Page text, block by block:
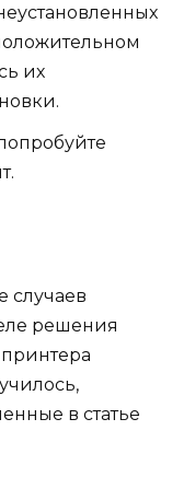
их
случаев
решения
в статье